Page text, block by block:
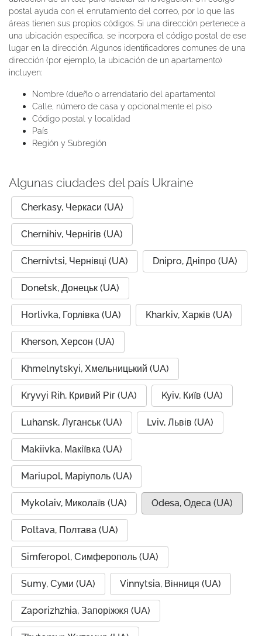
postal ayuda con el enrutamiento del correo, por lo que las
áreas tienen sus propios códigos. Si una dirección pertenece a
una ubicación específica, se incorpora el código postal de ese
lugar en la dirección. Algunos identificadores comunes de una
dirección (por ejemplo, la ubicación de un apartamento)
incluyen:
Nombre (dueño o arrendatario del apartamento)
Calle, número de casa y opcionalmente el piso
Código postal y localidad
País
Región y Subregión
Algunas ciudades del país Ukraine
Cherkasy, Черкаси (UA)
Chernihiv, Чернігів (UA)
Chernivtsi, Чернівці (UA) Dnipro, Дніпро (UA)
Donetsk, Донецьк (UA)
Horlivka, Горлівка (UA) Kharkiv, Харків (UA)
Kherson, Херсон (UA)
Khmelnytskyi, Хмельницький (UA)
Kryvyi Rih, Кривий Ріг (UA) Kyiv, Київ (UA)
Luhansk, Луганськ (UA) Lviv, Львів (UA)
Makiivka, Макіївка (UA)
Mariupol, Маріуполь (UA)
Mykolaiv, Миколаїв (UA) Odesa, Одеса (UA)
Poltava, Полтава (UA)
Simferopol, Симферополь (UA)
Sumy, Суми (UA) Vinnytsia, Вінниця (UA)
Zaporizhzhia, Запоріжжя (UA)